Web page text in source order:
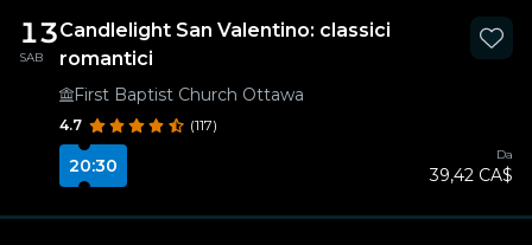
13
SAB
Candlelight San Valentino: classici
romantici
First Baptist Church Ottawa
4.7 (117)
20:30
Da
39,42 CA$